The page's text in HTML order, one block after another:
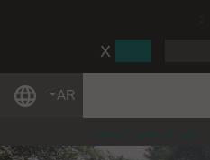
AR
بولي ليه ماينز (فرنسا)